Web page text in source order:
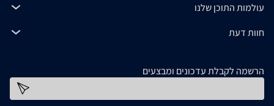
עולמות התוכן שלנו
חוות דעת
הרשמה לקבלת עדכונים ומבצעים